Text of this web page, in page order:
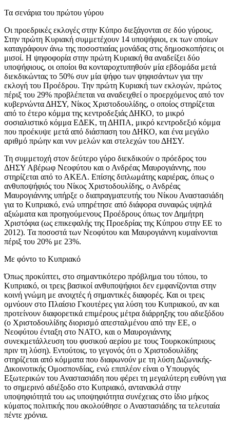
Τα σενάρια του πρώτου γύρου
Οι προεδρικές εκλογές στην Κύπρο διεξάγονται σε δύο γύρους.
Στην πρώτη Κυριακή συμμετέχουν 14 υποψήφιοι, εκ των οποίων
καταγράφουν άνω της ποσοστιαίας μονάδας στις δημοσκοπήσεις οι
μισοί. Η ψηφοφορία στην πρώτη Κυριακή θα αναδείξει δύο
υποψήφιους, οι οποίοι θα κονταροχτυπηθούν μία εβδομάδα μετά
διεκδικώντας το 50% συν μία ψήφο των ψηφισάντων για την
εκλογή του Προέδρου. Την πρώτη Κυριακή των εκλογών, πρώτος
πέριξ του 29% προβλέπεται να αναδειχθεί ο προερχόμενος από τον
κυβερνώντα ΔΗΣΥ, Νίκος Χριστοδουλίδης, ο οποίος στηρίζεται
από το έτερο κόμμα της κεντροδεξιάς ΔΗΚΟ, το μικρό
σοσιαλιστικό κόμμα ΕΔΕΚ, τη ΔΗΠΑ, μικρό κεντροδεξιό κόμμα
που προέκυψε μετά από διάσπαση του ΔΗΚΟ, και ένα μεγάλο
αριθμό πρώην και νυν μελών και στελεχών του ΔΗΣΥ.
Τη συμμετοχή στον δεύτερο γύρο διεκδικούν ο πρόεδρος του
ΔΗΣΥ Αβέρωφ Νεοφύτου και ο Ανδρέας Μαυρογιάννης, που
στηρίζεται από το ΑΚΕΛ. Επίσης διπλωμάτης καριέρας, όπως ο
ανθυποψήφιός του Νίκος Χριστοδουλίδης, ο Ανδρέας
Μαυρογιάννης υπήρξε ο διαπραγματευτής του Νίκου Αναστασιάδη
για το Κυπριακό, ενώ υπηρέτησε από διάφορα συναφώς υψηλά
αξιώματα και προηγούμενους Προέδρους όπως τον Δημήτρη
Χριστόφια (ως επικεφαλής της Προεδρίας της Κύπρου στην ΕΕ το
2012). Τα ποσοστά των Νεοφύτου και Μαυρογιάννη κυμαίνονται
πέριξ του 20% με 23%.
Με φόντο το Κυπριακό
Όπως προκύπτει, στο σημαντικότερο πρόβλημα του τόπου, το
Κυπριακό, οι τρεις βασικοί ανθυποψήφιοι δεν εμφανίζονται στην
κοινή γνώμη με ανοιχτές ή σημαντικές διαφορές. Και οι τρεις
ομνύουν στο Πλαίσιο Γκουτέρες για λύση του Κυπριακού, αν και
προτείνουν διαφορετικά επιμέρους μέτρα διάρρηξης του αδιεξόδου
(ο Χριστοδουλίδης διορισμό απεσταλμένου από την ΕΕ, ο
Νεοφύτου ένταξη στο ΝΑΤΟ, και ο Μαυρογιάννης
συνεκμετάλλευση του φυσικού αερίου με τους Τουρκοκύπριους
πριν τη λύση). Εντούτοις, το γεγονός ότι ο Χριστοδουλίδης
στηρίζεται από κόμματα που διαφωνούν με τη λύση Διζωνικής-
Δικοινοτικής Ομοσπονδίας, ενώ επιπλέον είναι ο Υπουργός
Εξωτερικών του Αναστασιάδη που φέρει τη μεγαλύτερη ευθύνη για
το σημερινό αδιέξοδο στο Κυπριακό, αντανακλά στην
υποψηφιότητά του ως υποψηφιότητα συνέχειας στο ίδιο μήκος
κύματος πολιτικής που ακολούθησε ο Αναστασιάδης τα τελευταία
πέντε χρόνια.